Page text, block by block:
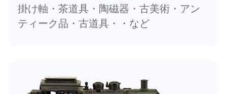
掛け軸・茶道具・陶磁器・古美術・アン
ティーク品・古道具・・など